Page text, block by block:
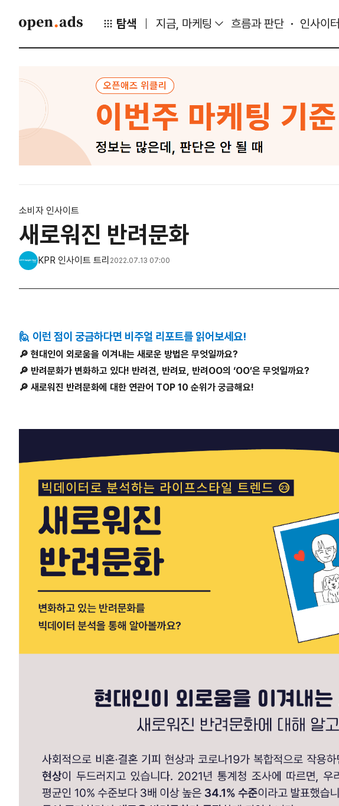
탐색 지금, 마케팅 흐름과 판단 인사이터
소비자 인사이트
새로워진 반려문화
KPR 인사이트 트리 2022.07.13 07:00
🙋 이런 점이 궁금하다면 비주얼 리포트를 읽어보세요!
🔎 현대인이 외로움을 이겨내는 새로운 방법은 무엇일까요?
🔎 반려문화가 변화하고 있다! 반려견, 반려묘, 반려OO의 ‘OO’은 무엇일까요?
🔎 새로워진 반려문화에 대한 연관어 TOP 10 순위가 궁금해요!